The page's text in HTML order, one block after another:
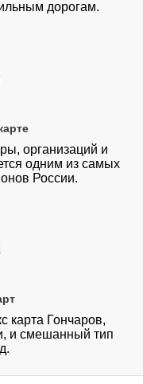
дорогам.
организаций и
одним из самых
России.
карта Гончаров,
и смешанный тип